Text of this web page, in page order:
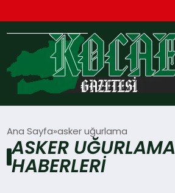
TEKNOLOJI
Ana Sayfa asker uğurlama
ASKER UĞURLAMA
HABERLERI